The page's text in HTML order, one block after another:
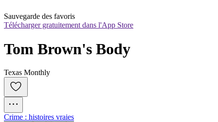
Sauvegarde des favoris
Télécharger gratuitement dans l'App Store
Tom Brown's Body
Texas Monthly
Crime : histoires vraies